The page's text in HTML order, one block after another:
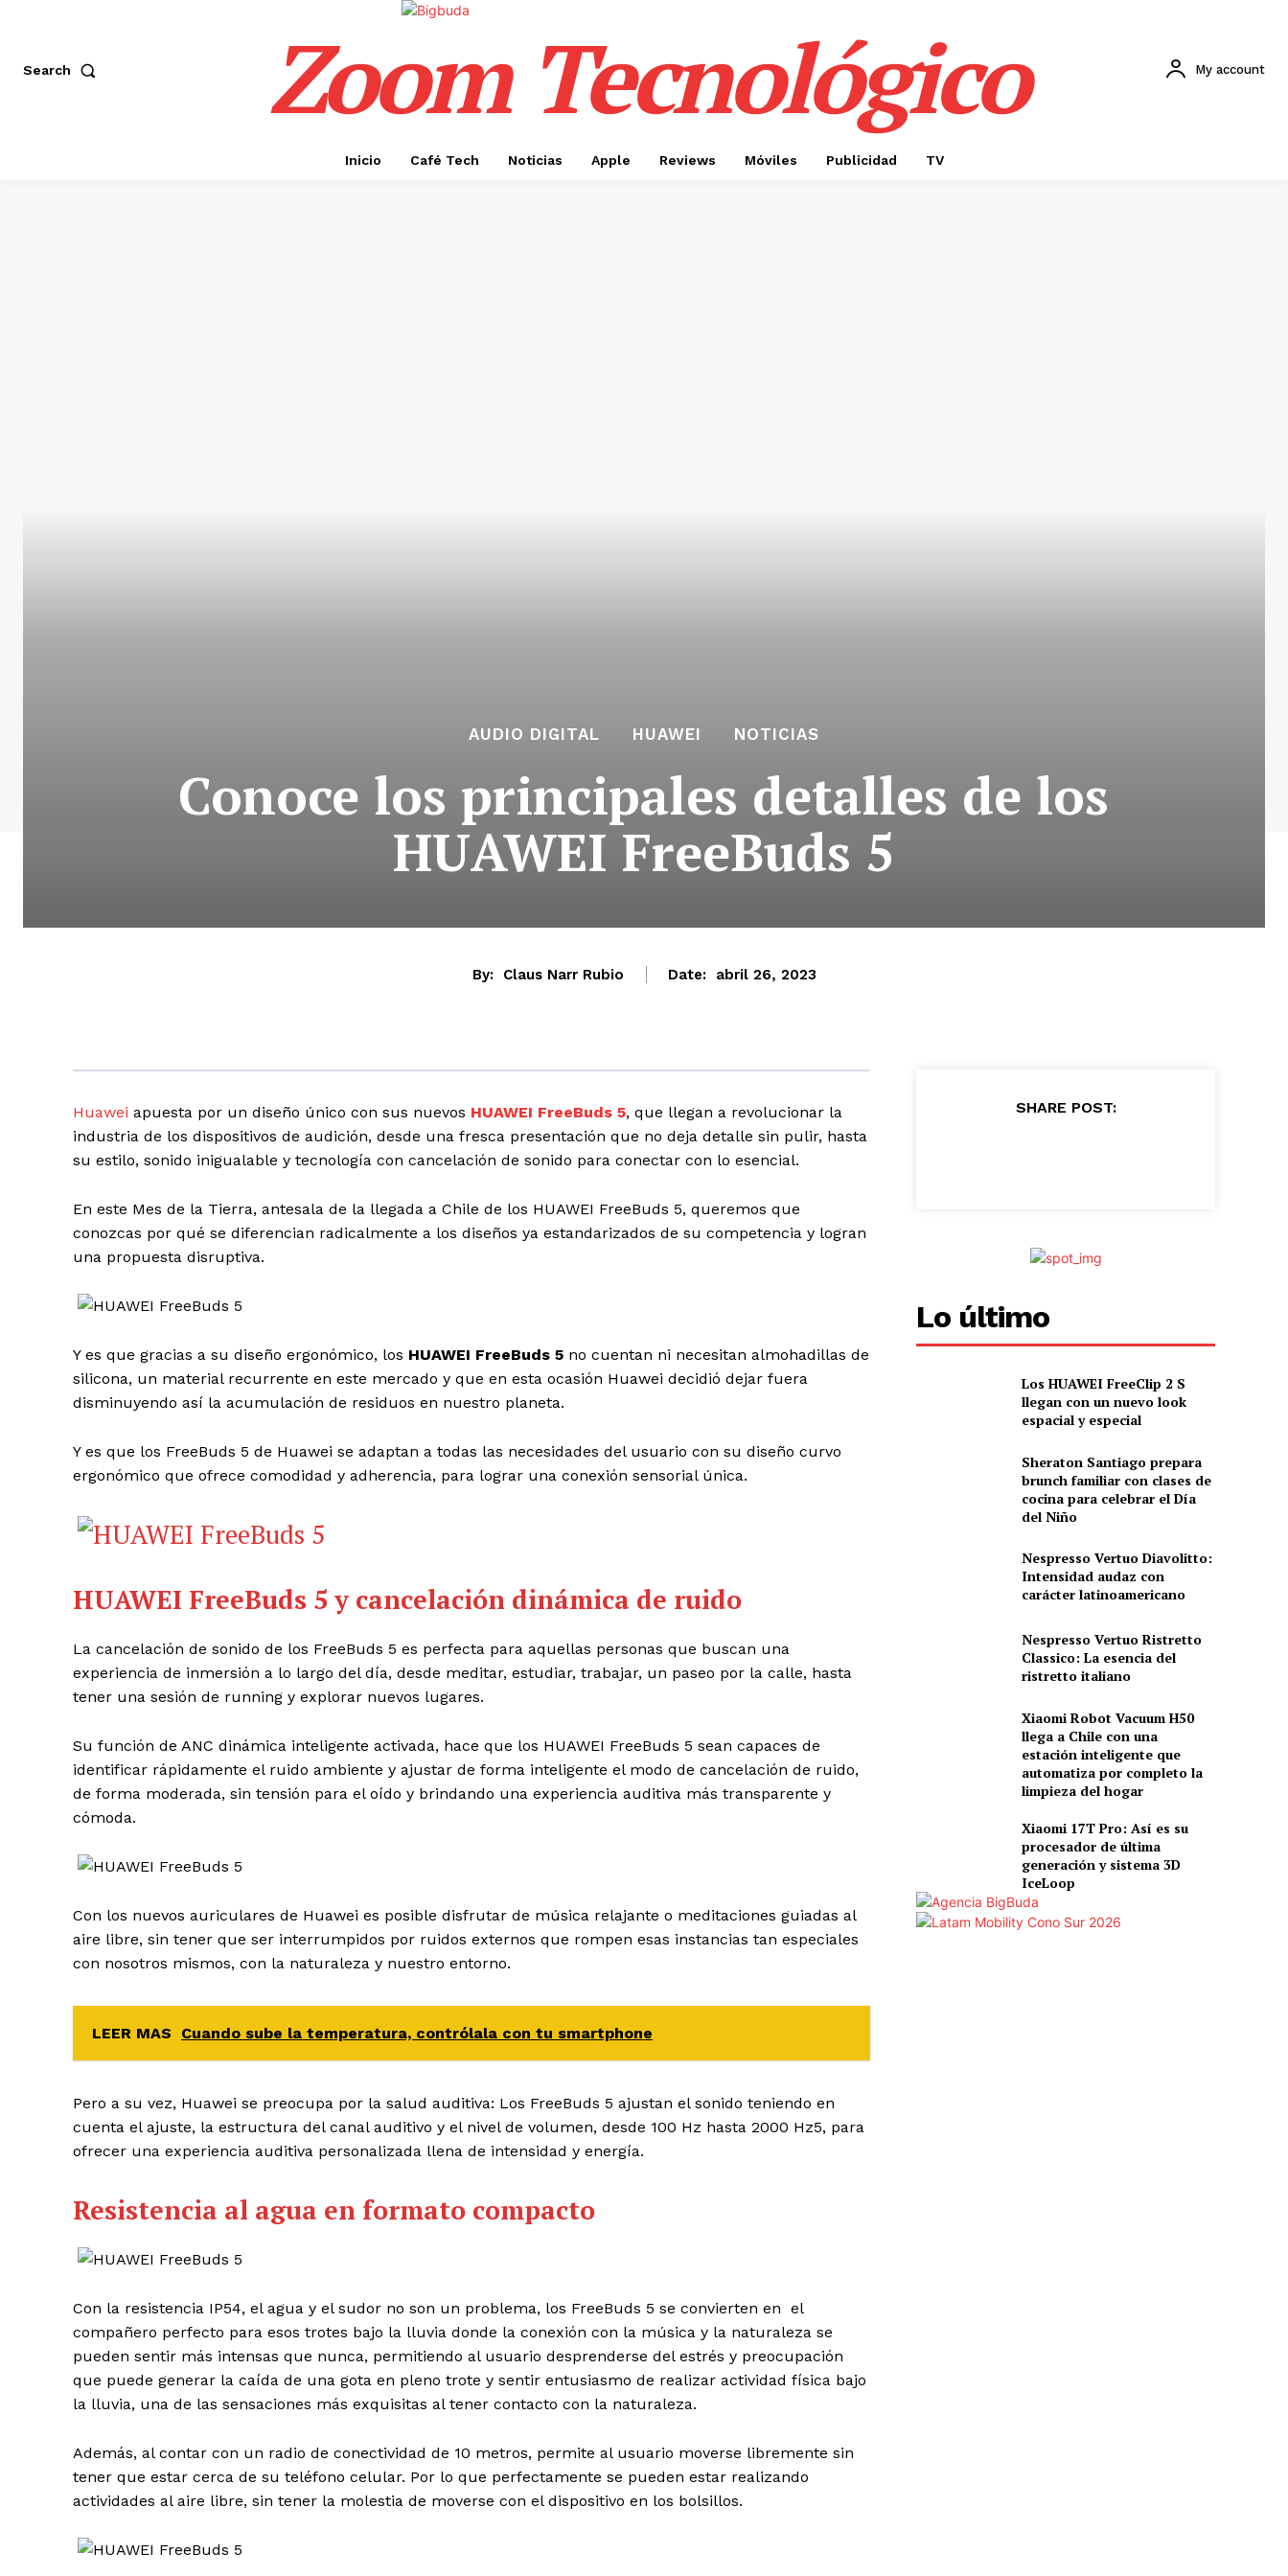
Search Zoom Tecnológico My account
Inicio Café Tech Noticias Apple Reviews Móviles Publicidad TV
AUDIO DIGITAL HUAWEI NOTICIAS
Conoce los principales detalles de los
HUAWEI FreeBuds 5
By: Claus Narr Rubio Date: abril 26, 2023
Huawei apuesta por un diseño único con sus nuevos HUAWEI FreeBuds 5, que llegan a revolucionar la
industria de los dispositivos de audición, desde una fresca presentación que no deja detalle sin pulir, hasta
su estilo, sonido inigualable y tecnología con cancelación de sonido para conectar con lo esencial.
En este Mes de la Tierra, antesala de la llegada a Chile de los HUAWEI FreeBuds 5, queremos que
conozcas por qué se diferencian radicalmente a los diseños ya estandarizados de su competencia y logran
una propuesta disruptiva.
Y es que gracias a su diseño ergonómico, los HUAWEI FreeBuds 5 no cuentan ni necesitan almohadillas de
silicona, un material recurrente en este mercado y que en esta ocasión Huawei decidió dejar fuera
disminuyendo así la acumulación de residuos en nuestro planeta.
Y es que los FreeBuds 5 de Huawei se adaptan a todas las necesidades del usuario con su diseño curvo
ergonómico que ofrece comodidad y adherencia, para lograr una conexión sensorial única.
HUAWEI FreeBuds 5 y cancelación dinámica de ruido
La cancelación de sonido de los FreeBuds 5 es perfecta para aquellas personas que buscan una
experiencia de inmersión a lo largo del día, desde meditar, estudiar, trabajar, un paseo por la calle, hasta
tener una sesión de running y explorar nuevos lugares.
Su función de ANC dinámica inteligente activada, hace que los HUAWEI FreeBuds 5 sean capaces de
identificar rápidamente el ruido ambiente y ajustar de forma inteligente el modo de cancelación de ruido,
de forma moderada, sin tensión para el oído y brindando una experiencia auditiva más transparente y
cómoda.
Con los nuevos auriculares de Huawei es posible disfrutar de música relajante o meditaciones guiadas al
aire libre, sin tener que ser interrumpidos por ruidos externos que rompen esas instancias tan especiales
con nosotros mismos, con la naturaleza y nuestro entorno.
LEER MAS Cuando sube la temperatura, contrólala con tu smartphone
Pero a su vez, Huawei se preocupa por la salud auditiva: Los FreeBuds 5 ajustan el sonido teniendo en
cuenta el ajuste, la estructura del canal auditivo y el nivel de volumen, desde 100 Hz hasta 2000 Hz5, para
ofrecer una experiencia auditiva personalizada llena de intensidad y energía.
Resistencia al agua en formato compacto
Con la resistencia IP54, el agua y el sudor no son un problema, los FreeBuds 5 se convierten en ​ el
compañero perfecto para esos trotes bajo la lluvia donde la conexión con la música y la naturaleza se
pueden sentir más intensas que nunca, permitiendo al usuario desprenderse del estrés y preocupación
que puede generar la caída de una gota en pleno trote y sentir entusiasmo de realizar actividad física bajo
la lluvia, una de las sensaciones más exquisitas al tener contacto con la naturaleza.
Además, al contar con un radio de conectividad de 10 metros, permite al usuario moverse libremente sin
tener que estar cerca de su teléfono celular. Por lo que perfectamente se pueden estar realizando
actividades al aire libre, sin tener la molestia de moverse con el dispositivo en los bolsillos.
SHARE POST:
Lo último
Los HUAWEI FreeClip 2 S
llegan con un nuevo look
espacial y especial
Sheraton Santiago prepara
brunch familiar con clases de
cocina para celebrar el Día
del Niño
Nespresso Vertuo Diavolitto:
Intensidad audaz con
carácter latinoamericano
Nespresso Vertuo Ristretto
Classico: La esencia del
ristretto italiano
Xiaomi Robot Vacuum H50
llega a Chile con una
estación inteligente que
automatiza por completo la
limpieza del hogar
Xiaomi 17T Pro: Así es su
procesador de última
generación y sistema 3D
IceLoop